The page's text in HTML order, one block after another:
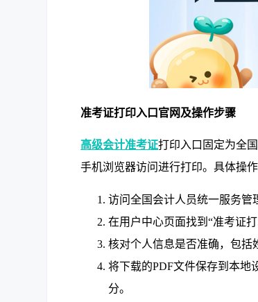
准考证打印入口官网及操作步骤
高级会计准考证打印入口固定为全
手机浏览器访问进行打印。具体操
访问全国会计人员统一服务管
在用户中心页面找到“准考证
核对个人信息是否准确，包括
将下载的PDF文件保存到本地
分。